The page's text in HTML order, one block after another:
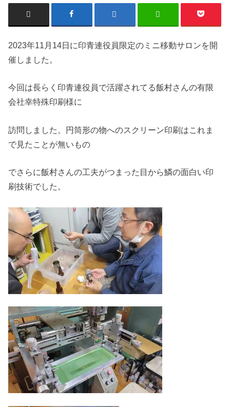
2023年11月14日に印青連役員限定のミニ移動サロンを開
催しました。
今回は長らく印青連役員で活躍されてる飯村さんの有限
会社幸特殊印刷様に
訪問しました。円筒形の物へのスクリーン印刷はこれま
で見たことが無いもの
でさらに飯村さんの工夫がつまった目から鱗の面白い印
刷技術でした。